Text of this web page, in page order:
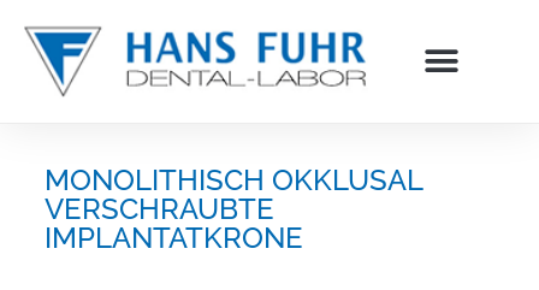
springen
MONOLITHISCH OKKLUSAL
VERSCHRAUBTE
IMPLANTATKRONE